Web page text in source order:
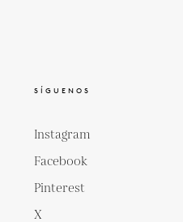
SÍGUENOS
Instagram
Facebook
Pinterest
X